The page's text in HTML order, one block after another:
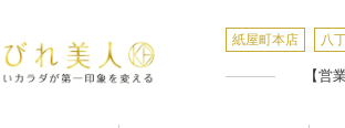
紙屋町本店 八
【営